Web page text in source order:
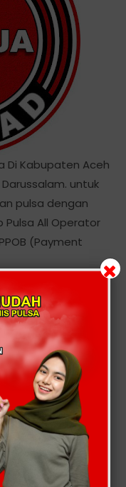
Di Kabupaten Aceh
untuk
pulsa dengan
All Operator
(Payment
Voucher Pulsa
Voucher
satu deposit untuk
jam non stop
seluler seperti :